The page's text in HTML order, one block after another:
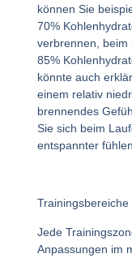
können Sie
70%
verbrennen, beim
85%
könnte auch
einem relativ
brennendes
Sie sich beim
entspannter
Jede
Anpassungen im